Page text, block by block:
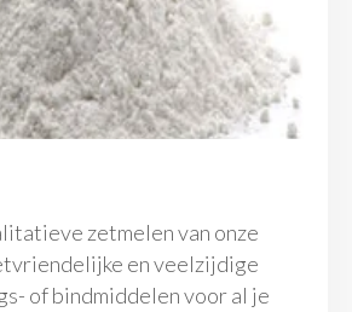
zetmelen van onze
en veelzijdige
of bindmiddelen voor al je